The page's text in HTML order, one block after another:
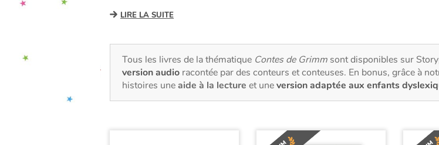
LIRE LA SUITE
Tous les livres de la thématique Contes de Grimm sont disponibles sur
version audio racontée par des conteurs et conteuses. En bonus, grâce à
histoires uneaide à la lecture et uneversion adaptée aux enfants